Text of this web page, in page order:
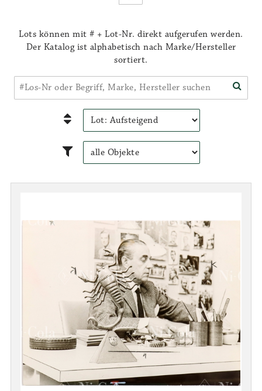
Lots können mit # + Lot-Nr. direkt aufgerufen werden.
Der Katalog ist alphabetisch nach Marke/Hersteller
sortiert.